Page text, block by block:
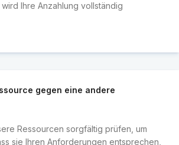
Ihre Anzahlung vollständig
gegen eine andere
Ressourcen sorgfältig prüfen, um
sie Ihren Anforderungen entsprechen,